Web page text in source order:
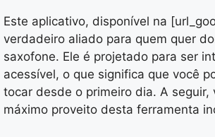
Este aplicativo, disponível na
verdadeiro aliado para quem quer
saxofone. Ele é projetado para ser
acessível, o que significa que você
tocar desde o primeiro dia. A seguir,
máximo proveito desta ferramenta